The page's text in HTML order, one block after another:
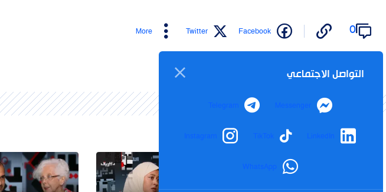
0
Facebook
Twitter
More
التواصل الاجتماعي
Messenger
Telegram
LinkedIn
TikTok
Instagram
WhatsApp